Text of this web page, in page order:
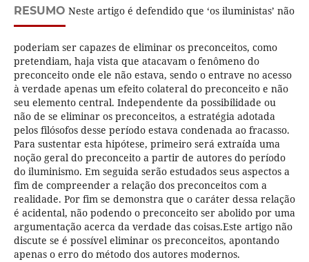
RESUMO Neste artigo é defendido que ‘os iluministas’ não
poderiam ser capazes de eliminar os preconceitos, como
pretendiam, haja vista que atacavam o fenômeno do
preconceito onde ele não estava, sendo o entrave no acesso
à verdade apenas um efeito colateral do preconceito e não
seu elemento central. Independente da possibilidade ou
não de se eliminar os preconceitos, a estratégia adotada
pelos filósofos desse período estava condenada ao fracasso.
Para sustentar esta hipótese, primeiro será extraída uma
noção geral do preconceito a partir de autores do período
do iluminismo. Em seguida serão estudados seus aspectos a
fim de compreender a relação dos preconceitos com a
realidade. Por fim se demonstra que o caráter dessa relação
é acidental, não podendo o preconceito ser abolido por uma
argumentação acerca da verdade das coisas.Este artigo não
discute se é possível eliminar os preconceitos, apontando
apenas o erro do método dos autores modernos.